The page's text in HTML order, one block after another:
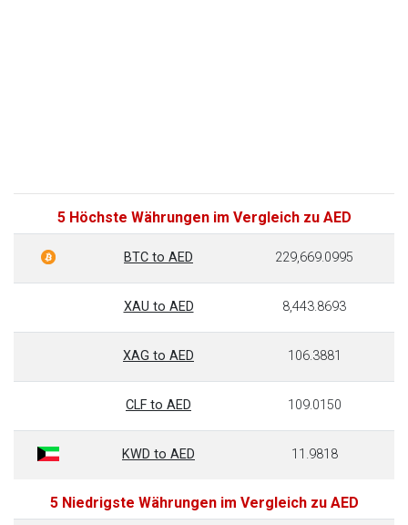
5 Höchste Währungen im Vergleich zu AED
BTC to AED 229,669.0995
XAU to AED 8,443.8693
XAG to AED 106.3881
CLF to AED 109.0150
KWD to AED 11.9818
5 Niedrigste Währungen im Vergleich zu AED